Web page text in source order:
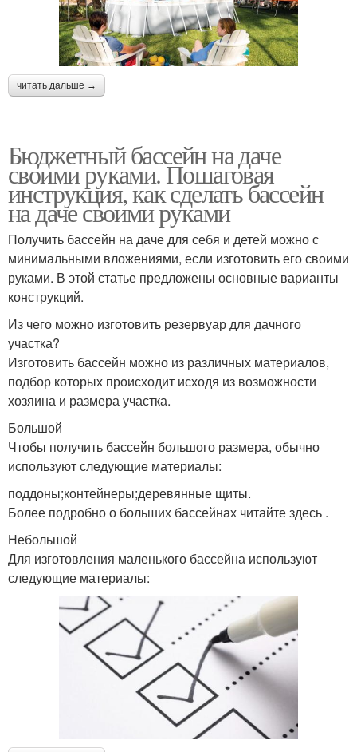
читать дальше →
Бюджетный бассейн на даче
своими руками. Пошаговая
инструкция, как сделать бассейн
на даче своими руками
Получить бассейн на даче для себя и детей можно с
минимальными вложениями, если изготовить его своими
руками. В этой статье предложены основные варианты
конструкций.
Из чего можно изготовить резервуар для дачного
участка?
Изготовить бассейн можно из различных материалов,
подбор которых происходит исходя из возможности
хозяина и размера участка.
Большой
Чтобы получить бассейн большого размера, обычно
используют следующие материалы:
поддоны;контейнеры;деревянные щиты.
Более подробно о больших бассейнах читайте здесь .
Небольшой
Для изготовления маленького бассейна используют
следующие материалы: